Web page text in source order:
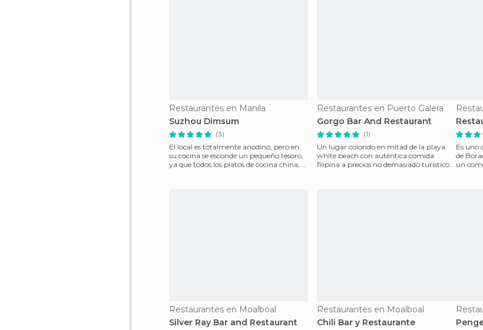
Restaurantes en Manila
Suzhou Dimsum
(3)
El local es totalmente anodino, pero en
su cocina se esconde un pequeño tesoro,
ya que todos los platos de cocina china, y
Restaurantes en Puerto Galera
Gorgo Bar And Restaurant
(1)
Un lugar colorido en mitad de la playa
white beach con auténtica comida
filipina a precios no demasiado turísticos,
Es uno
de
un
Restaurantes en Moalboal
Silver Ray Bar and Restaurant
Restaurantes en Moalboal
Chili Bar y Restaurante